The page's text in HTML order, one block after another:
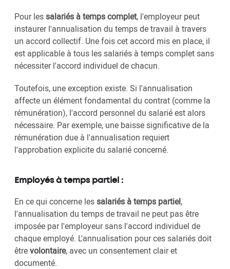
Pour les salariés à temps complet, l'employeur peut
instaurer l'annualisation du temps de travail à travers
un accord collectif. Une fois cet accord mis en place, il
est applicable à tous les salariés à temps complet sans
nécessiter l'accord individuel de chacun.
Toutefois, une exception existe. Si l'annualisation
affecte un élément fondamental du contrat (comme la
rémunération), l'accord personnel du salarié est alors
nécessaire. Par exemple, une baisse significative de la
rémunération due à l'annualisation requiert
l'approbation explicite du salarié concerné.
Employés à temps partiel :
En ce qui concerne les salariés à temps partiel,
l'annualisation du temps de travail ne peut pas être
imposée par l'employeur sans l'accord individuel de
chaque employé. L'annualisation pour ces salariés doit
êtrevolontaire, avec un consentement clair et
documenté.